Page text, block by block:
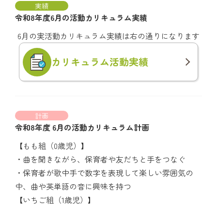
実績
令和8年度6月の活動カリキュラム実績
6月の実活動カリキュラム実績は右の通りになります
カリキュラム活動実績
計画
令和8年度 6月の活動カリキュラム計画
【もも組（0歳児）】
・曲を聞きながら、保育者や友だちと手をつなぐ
・保育者が歌中手で数字を表現して楽しい雰囲気の
中、曲や英単語の音に興味を持つ
【いちご組（1歳児）】